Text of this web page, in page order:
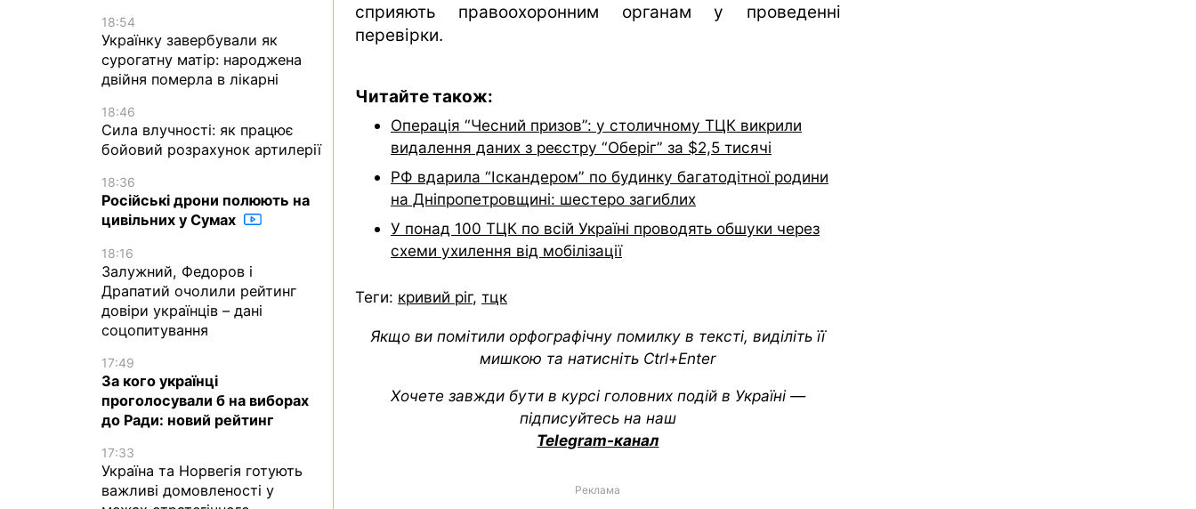
сприяють правоохоронним органам у проведенні
перевірки.
Читайте також:
Операція “Чесний призов”: у столичному ТЦК викрили
видалення даних з реєстру “Оберіг” за $2,5 тисячі
РФ вдарила “Іскандером” по будинку багатодітної родини
на Дніпропетровщині: шестеро загиблих
У понад 100 ТЦК по всій Україні проводять обшуки через
схеми ухилення від мобілізації
Теги: кривий ріг, тцк
Якщо ви помітили орфографічну помилку в тексті, виділіть її
мишкою та натисніть Ctrl+Enter
Хочете завжди бути в курсі головних подій в Україні —
підписуйтесь на наш
Telegram-канал
Реклама
18:54
Українку завербували як
сурогатну матір: народжена
двійня померла в лікарні
18:46
Сила влучності: як працює
бойовий розрахунок артилерії
18:36
Російські дрони полюють на
цивільних у Сумах
18:16
Залужний, Федоров і
Драпатий очолили рейтинг
довіри українців – дані
соцопитування
17:49
За кого українці
проголосували б на виборах
до Ради: новий рейтинг
17:33
Україна та Норвегія готують
важливі домовленості у